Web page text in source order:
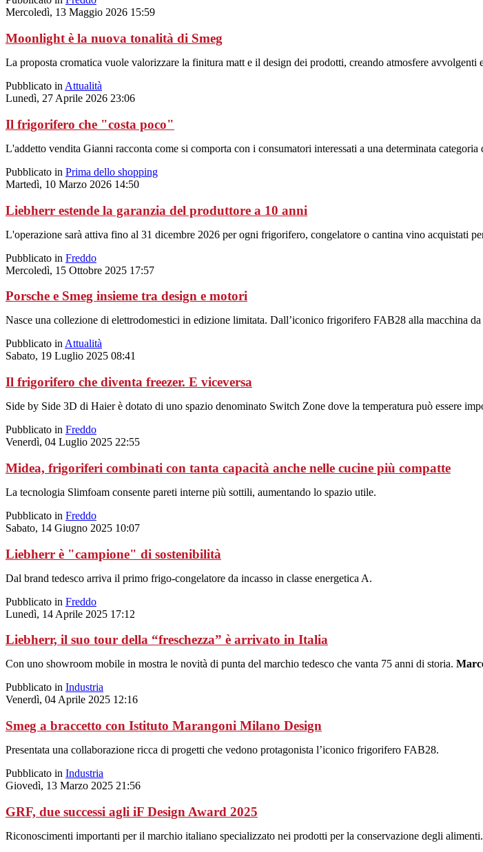
Mercoledì, 13 Maggio 2026 15:59
Moonlight è la nuova tonalità di Smeg
La proposta cromatica vuole valorizzare la finitura matt e il design dei prodotti, creando atmosfere avvolgenti
Pubblicato in Attualità
Lunedì, 27 Aprile 2026 23:06
Il frigorifero che "costa poco"
L'addetto vendita Gianni racconta come si comporta con i consumatori interessati a una determinata categoria
Pubblicato in Prima dello shopping
Martedì, 10 Marzo 2026 14:50
Liebherr estende la garanzia del produttore a 10 anni
L'operazione sarà attiva fino al 31 dicembre 2026 per ogni frigorifero, congelatore o cantina vino acquistati
Pubblicato in Freddo
Mercoledì, 15 Ottobre 2025 17:57
Porsche e Smeg insieme tra design e motori
Nasce una collezione di elettrodomestici in edizione limitata. Dall’iconico frigorifero FAB28 alla macchina
Pubblicato in Attualità
Sabato, 19 Luglio 2025 08:41
Il frigorifero che diventa freezer. E viceversa
Side by Side 3D di Haier è dotato di uno spazio denominato Switch Zone dove la temperatura può essere
Pubblicato in Freddo
Venerdì, 04 Luglio 2025 22:55
Midea, frigoriferi combinati con tanta capacità anche nelle cucine più compatte
La tecnologia Slimfoam consente pareti interne più sottili, aumentando lo spazio utile.
Pubblicato in Freddo
Sabato, 14 Giugno 2025 10:07
Liebherr è "campione" di sostenibilità
Dal brand tedesco arriva il primo frigo-congelatore da incasso in classe energetica A.
Pubblicato in Freddo
Lunedì, 14 Aprile 2025 17:12
Liebherr, il suo tour della “freschezza” è arrivato in Italia
Con uno showroom mobile in mostra le novità di punta del marchio tedesco che vanta 75 anni di storia.
Pubblicato in Industria
Venerdì, 04 Aprile 2025 12:16
Smeg a braccetto con Istituto Marangoni Milano Design
Presentata una collaborazione ricca di progetti che vedono protagonista l’iconico frigorifero FAB28.
Pubblicato in Industria
Giovedì, 13 Marzo 2025 21:56
GRF, due successi agli iF Design Award 2025
Riconoscimenti importanti per il marchio italiano specializzato nei prodotti per la conservazione degli alimenti.